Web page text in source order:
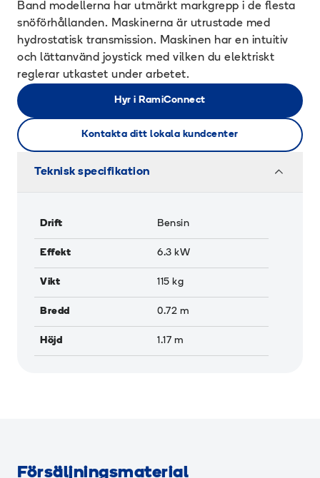
Band modellerna har utmärkt markgrepp i de flesta
snöförhållanden. Maskinerna är utrustade med
hydrostatisk transmission. Maskinen har en intuitiv
och lättanvänd joystick med vilken du elektriskt
reglerar utkastet under arbetet.
Hyr i RamiConnect
Kontakta ditt lokala kundcenter
Teknisk specifikation
Drift Bensin
Effekt 6.3 kW
Vikt 115 kg
Bredd 0.72 m
Höjd 1.17 m
Försäljningsmaterial